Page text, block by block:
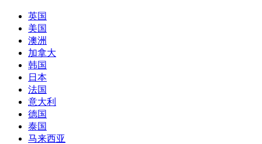
英国
美国
澳洲
加拿大
韩国
日本
法国
意大利
德国
泰国
马来西亚